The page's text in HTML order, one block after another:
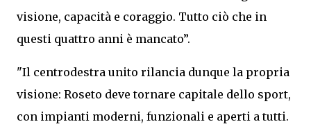
visione, capacità e coraggio. Tutto ciò che in
questi quattro anni è mancato”.
"Il centrodestra unito rilancia dunque la propria
visione: Roseto deve tornare capitale dello sport,
con impianti moderni, funzionali e aperti a tutti.